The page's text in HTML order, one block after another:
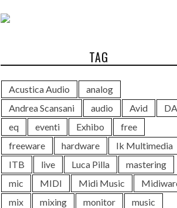
TAG
Acustica Audio
analog
Andrea Scansani
audio Avid
eq
eventi Exhibo
free
freeware
hardware
Ik Multimedia
ITB
live Luca Pilla
mastering
mic
MIDI Midi Music
mix
mixing monitor
music